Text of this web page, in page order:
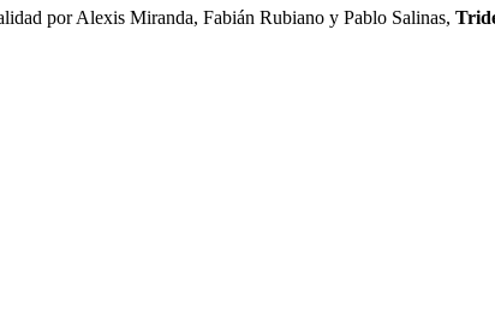
por Alexis Miranda, Fabián Rubiano y Pablo Salinas,